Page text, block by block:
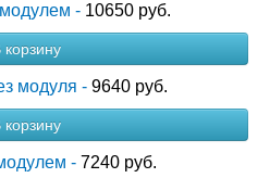
- 10650 руб.
корзину
модуля - 9640 руб.
корзину
- 7240 руб.